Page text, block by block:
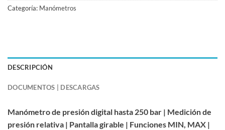
Categoría: Manómetros
DESCRIPCIÓN
DOCUMENTOS | DESCARGAS
Manómetro de presión digital hasta 250 bar | Medición de
presión relativa | Pantalla girable | Funciones MIN, MAX |